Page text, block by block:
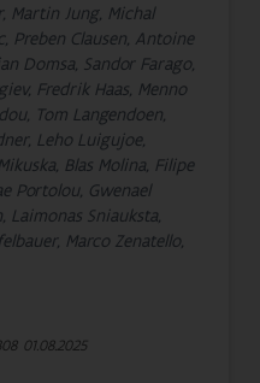
Martin Jung, Michal
Preben Clausen, Antoine
Domsa, Sandor Farago,
Fredrik Haas, Menno
Tom Langendoen,
Leho Luigujoe,
Blas Molina, Filipe
Portolou, Gwenael
Laimonas Sniauksta,
Marco Zenatello,
01.08.2025